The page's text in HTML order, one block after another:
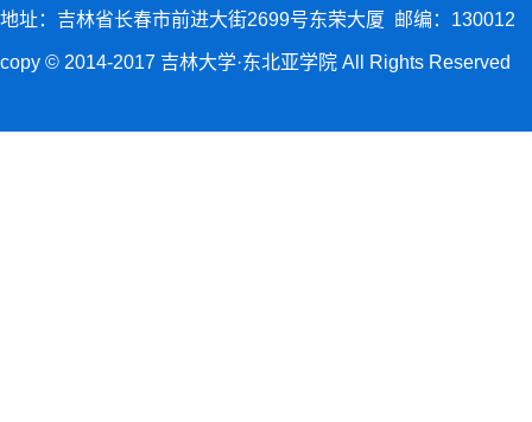
地址：吉林省长春市前进大街2699号东荣大厦 邮编：130012
copy © 2014-2017 吉林大学·东北亚学院 All Rights Reserved